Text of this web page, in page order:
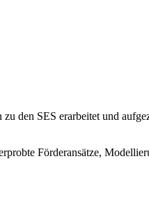
den SES erarbeitet und
Förderansätze,